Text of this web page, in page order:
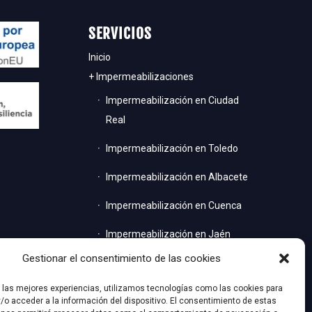
Gestionar el consentimiento de las cookies
las mejores experiencias, utilizamos tecnologías como las cookies para
o acceder a la información del dispositivo. El consentimiento de estas
SERVICIOS
Inicio
+ Impermeabilizaciones
Impermeabilización en Ciudad
Real
Impermeabilización en Toledo
Impermeabilización en Albacete
Impermeabilización en Cuenca
Impermeabilización en Jaén
Impermeabilización en Madrid
Quiénes somos
Servicios